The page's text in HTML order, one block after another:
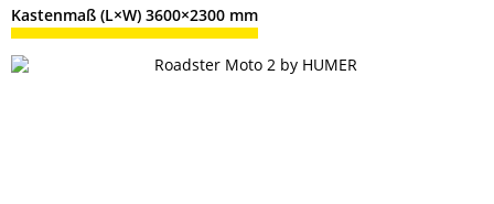
Kastenmaß (L×W) 3600×2300 mm